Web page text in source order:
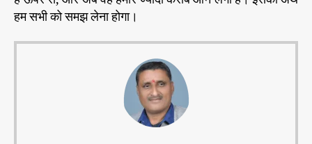
हम सभी को समझ लेना होगा।